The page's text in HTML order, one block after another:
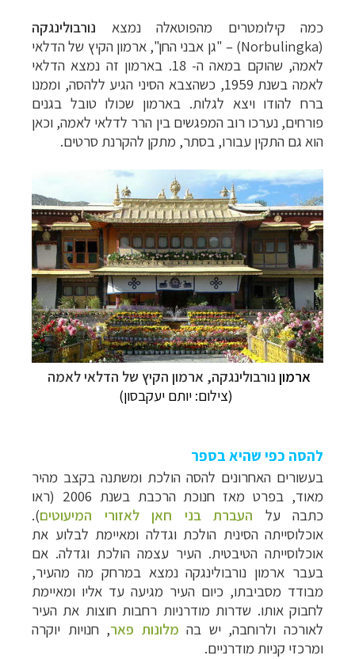
כמה קילומטרים מהפוטאלה נמצא נורבולינגקה
(
Norbulingka) – "גן אבני החן", ארמון הקיץ של הדלאי
לאמה, שהוקם במאה ה- 18. בארמון זה נמצא הדלאי
לאמה בשנת 1959, כשהצבא הסיני הגיע ללהסה, וממנו
ברח להודו ויצא לגלות. בארמון שכולו טובל בגנים
פורחים, נערכו רוב המפגשים בין הרר לדלאי לאמה, וכאן
הוא גם התקין עבורו, בסתר, מתקן להקרנת סרטים.
ארמון נורבולינגקה, ארמון הקיץ של הדלאי לאמה
(צילום: יותם יעקבסון)
להסה כפי שהיא בספר
בעשורים האחרונים להסה הולכת ומשתנה בקצב מהיר
מאוד, בפרט מאז חנוכת הרכבת בשנת 2006 (ראו
כתבה על העברת בני חאן לאזורי המיעוטים).
אוכלוסייתה הסינית הולכת וגדלה ומאיימת לבלוע את
אוכלוסייתה הטיבטית. העיר עצמה הולכת וגדלה. אם
בעבר ארמון נורבולינגקה נמצא במרחק מה מהעיר,
מבודד מסביבתו, כיום העיר מגיעה עד אליו ומאיימת
לחבוק אותו. שדרות מודרניות רחבות חוצות את העיר
לאורכה ולרוחבה, יש בה מלונות פאר, חנויות יוקרה
ומרכזי קניות מודרניים.